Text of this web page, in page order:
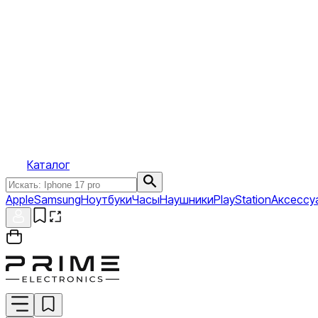
Каталог
AppleSamsungНоутбукиЧасыНаушникиPlayStation